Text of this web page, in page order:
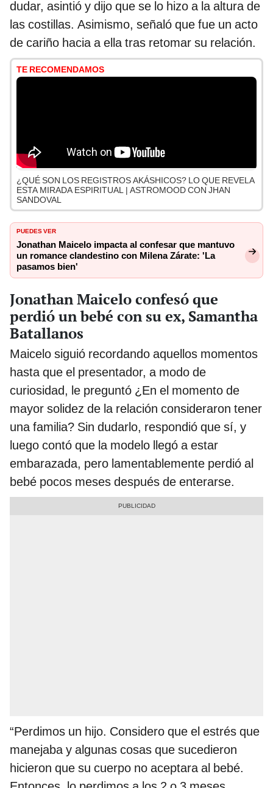
dudar, asintió y dijo que se lo hizo a la altura de
las costillas. Asimismo, señaló que fue un acto
de cariño hacia a ella tras retomar su relación.
TE RECOMENDAMOS
¿QUÉ SON LOS REGISTROS AKÁSHICOS? LO QUE REVELA
ESTA MIRADA ESPIRITUAL | ASTROMOOD CON JHAN
SANDOVAL
PUEDES VER
Jonathan Maicelo impacta al confesar que mantuvo
un romance clandestino con Milena Zárate: 'La
pasamos bien'
Jonathan Maicelo confesó que
perdió un bebé con su ex, Samantha
Batallanos
Maicelo siguió recordando aquellos momentos
hasta que el presentador, a modo de
curiosidad, le preguntó ¿En el momento de
mayor solidez de la relación consideraron tener
una familia? Sin dudarlo, respondió que sí, y
luego contó que la modelo llegó a estar
embarazada, pero lamentablemente perdió al
bebé pocos meses después de enterarse.
“Perdimos un hijo. Considero que el estrés que
manejaba y algunas cosas que sucedieron
hicieron que su cuerpo no aceptara al bebé.